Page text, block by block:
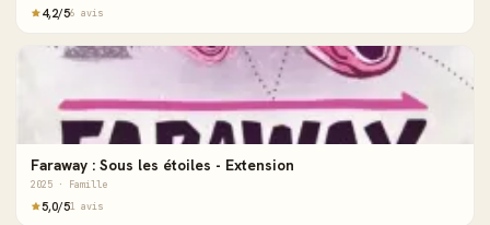
4,2/56 avis
Faraway : Sous les étoiles - Extension
2025 · Famille
5,0/51 avis